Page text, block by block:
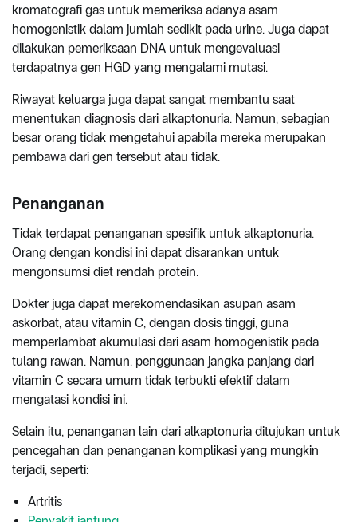
kromatografi gas untuk memeriksa adanya asam
homogenistik dalam jumlah sedikit pada urine. Juga dapat
dilakukan pemeriksaan DNA untuk mengevaluasi
terdapatnya gen HGD yang mengalami mutasi.
Riwayat keluarga juga dapat sangat membantu saat
menentukan diagnosis dari alkaptonuria. Namun, sebagian
besar orang tidak mengetahui apabila mereka merupakan
pembawa dari gen tersebut atau tidak.
Penanganan
Tidak terdapat penanganan spesifik untuk alkaptonuria.
Orang dengan kondisi ini dapat disarankan untuk
mengonsumsi diet rendah protein.
Dokter juga dapat merekomendasikan asupan asam
askorbat, atau vitamin C, dengan dosis tinggi, guna
memperlambat akumulasi dari asam homogenistik pada
tulang rawan. Namun, penggunaan jangka panjang dari
vitamin C secara umum tidak terbukti efektif dalam
mengatasi kondisi ini.
Selain itu, penanganan lain dari alkaptonuria ditujukan untuk
pencegahan dan penanganan komplikasi yang mungkin
terjadi, seperti:
Artritis